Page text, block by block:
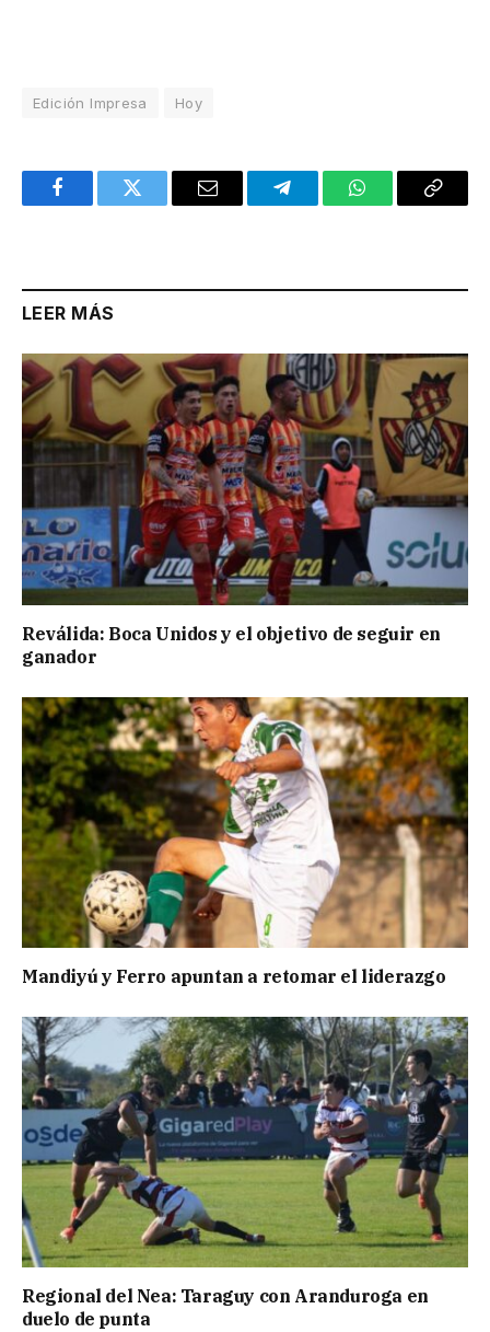
Edición Impresa Hoy
FacebookTwitter Email TelegramWhatsAppCopy
LEER MÁS
Reválida: Boca Unidos y el objetivo de seguir en
ganador
Mandiyú y Ferro apuntan a retomar el liderazgo
Regional del Nea: Taraguy con Aranduroga en
duelo de punta